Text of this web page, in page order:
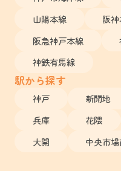
山陽本線
阪
阪急神戸本線
神鉄有馬線
駅から探す
神戸 新開地
兵庫
花隈
大開
中央市